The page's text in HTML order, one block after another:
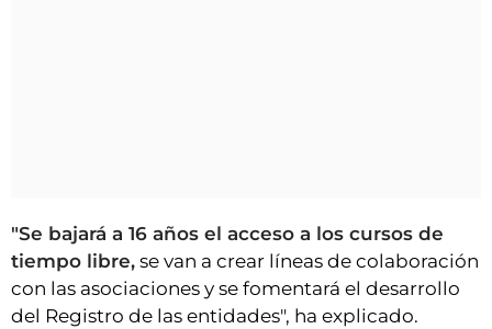
"Se bajará a 16 años el acceso a los cursos de
tiempo libre, se van a crear líneas de colaboración
con las asociaciones y se fomentará el desarrollo
del Registro de las entidades", ha explicado.